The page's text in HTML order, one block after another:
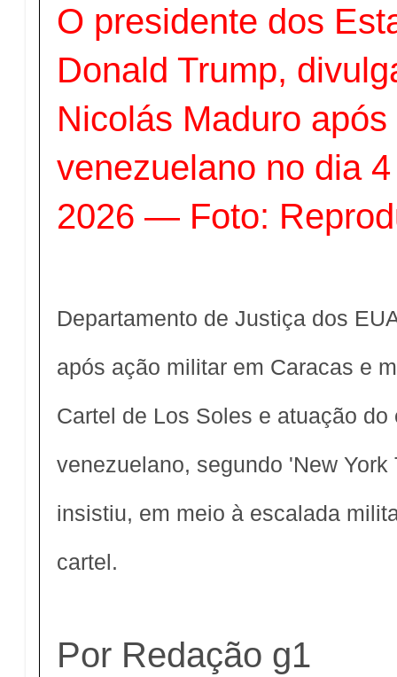
O presidente dos
Donald Trump,
Nicolás Maduro
venezuelano no dia
2026 — Foto:
Departamento de Justiça dos
após ação militar em Caracas e
Cartel de Los Soles e atuação do
venezuelano, segundo 'New
insistiu, em meio à escalada
cartel.
Por Redação g1